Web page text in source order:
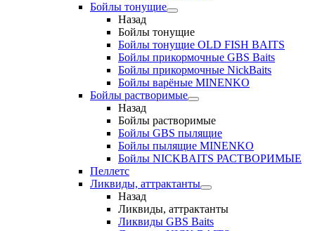
Бойлы тонущие
Назад
Бойлы тонущие
Бойлы тонущие OLD FISH BAITS
Бойлы прикормочные GBS Baits
Бойлы прикормочные NickBaits
Бойлы варёные MINENKO
Бойлы растворимые
Назад
Бойлы растворимые
Бойлы GBS пылящие
Бойлы пылящие MINENKO
Бойлы NICKBAITS РАСТВОРИМЫЕ
Пеллетс
Ликвиды, аттрактанты
Назад
Ликвиды, аттрактанты
Ликвиды GBS Baits